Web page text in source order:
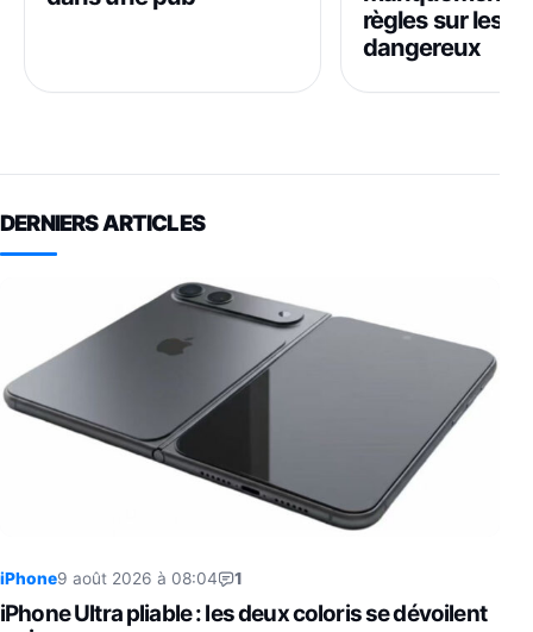
règles sur les
dangereux
DERNIERS ARTICLES
iPhone9 août 2026 à 08:04 1
iPhone Ultra pliable : les deux coloris se dévoilent